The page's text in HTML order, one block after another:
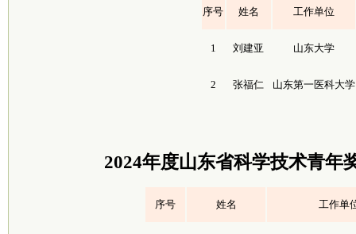
序号 姓名 工作单位
1 刘建亚 山东大学
2 张福仁 山东第一医科大学
2024年度山东省科学技术青年
序号 姓名 工作单